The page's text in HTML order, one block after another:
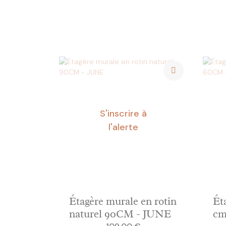
S'inscrire à
l'alerte
Étagère murale en rotin
naturel 90CM - JUNE